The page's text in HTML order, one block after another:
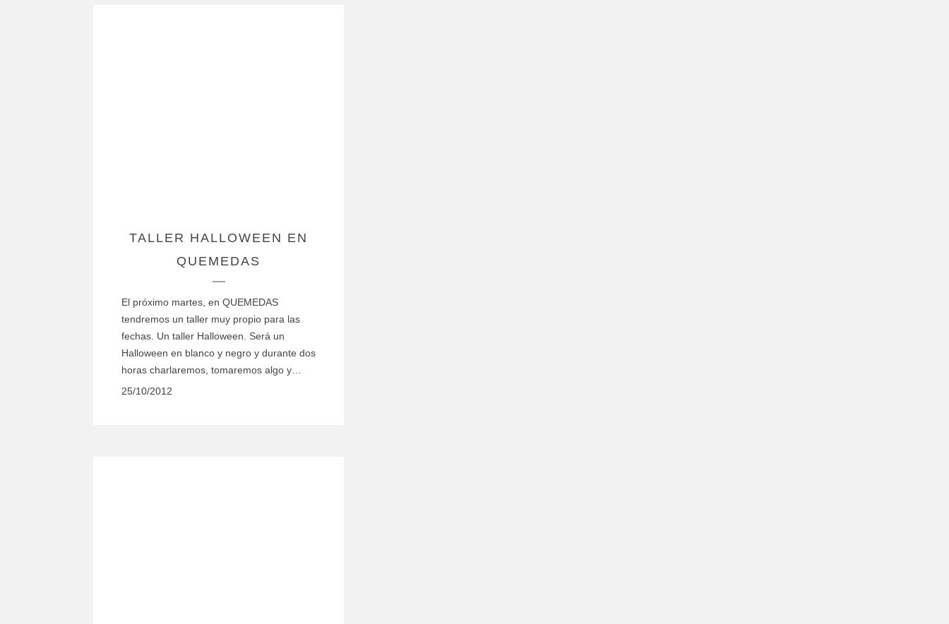
TALLER HALLOWEEN EN
QUEMEDAS
El próximo martes, en QUEMEDAS
tendremos un taller muy propio para las
fechas. Un taller Halloween. Será un
Halloween en blanco y negro y durante dos
horas charlaremos, tomaremos algo y…
25/10/2012